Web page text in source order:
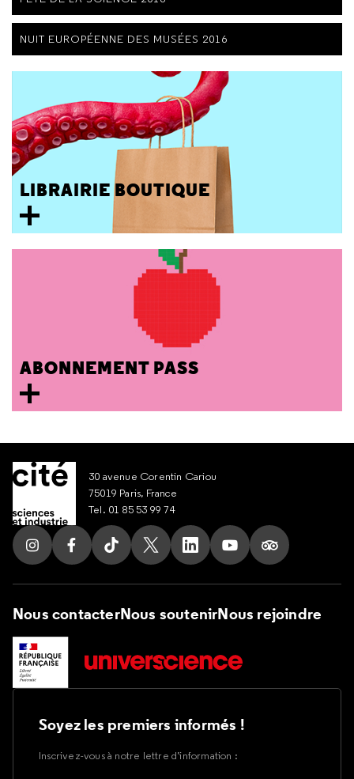
NUIT EUROPÉENNE DES MUSÉES 2016
LIBRAIRIE BOUTIQUE
ABONNEMENT PASS
30 avenue Corentin Cariou
75019 Paris, France
Tel. 01 85 53 99 74
Suivez nous sur Instagram
Suivez nous sur Facebook
Suivez nous sur Tik Tok
Suivez nous sur X
Suivez nous sur LinkedIn
Suivez nous sur
Suivez nous
Nous contacterNous soutenirNous rejoindre
Soyez les premiers informés !
Inscrivez-vous à notre lettre d’information :